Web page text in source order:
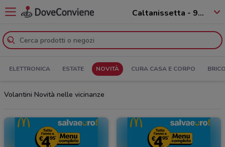
Caltanissetta - 93100
ELETTRONICA ESTATE NOVITÀ CURA CASA E CORPO
Volantini Novità nelle vicinanze